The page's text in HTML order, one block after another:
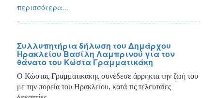
περισσότερα...
Συλλυπητήρια δήλωση του Δημάρχου
Ηρακλείου Βασίλη Λαμπρινού για τον
θάνατο του Κώστα Γραμματικάκη
Ο Κώστας Γραμματικάκης συνέδεσε άρρηκτα την ζωή του
με την πορεία του Ηρακλείου, κατά τις τελευταίες